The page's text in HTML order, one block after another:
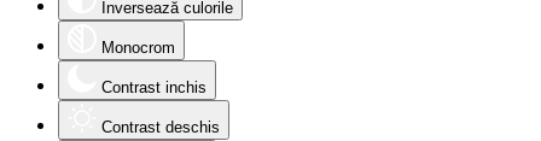
Inversează culorile
Monocrom
Contrast inchis
Contrast deschis